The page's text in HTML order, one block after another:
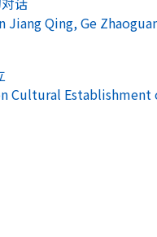
Qing, Ge
Establishment